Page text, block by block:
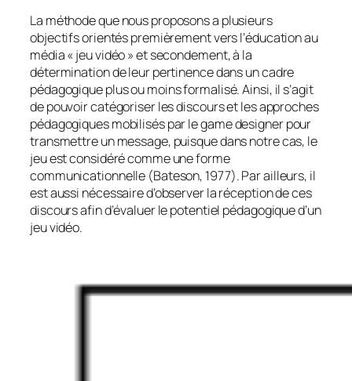
La méthode que nous proposons a plusieurs
objectifs orientés premièrement vers l’éducation au
média « jeu vidéo » et secondement, à la
détermination de leur pertinence dans un cadre
pédagogique plus ou moins formalisé. Ainsi, il s’agit
de pouvoir catégoriser les discours et les approches
pédagogiques mobilisés par legame designerpour
transmettre un message, puisque dans notre cas, le
jeu est considéré comme une forme
communicationnelle (Bateson, 1977). Par ailleurs, il
est aussi nécessaire d’observer la réception de ces
discours afin d’évaluer le potentiel pédagogique d’un
jeu vidéo.